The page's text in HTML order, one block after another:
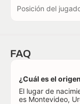
Posición del
FAQ
¿Cuál es el
El lugar de
es Montevideo,